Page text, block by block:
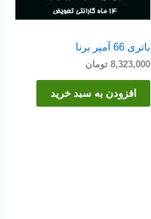
باتری 66 آمپر برنا
8,323,000 تومان
افزودن به سبد خرید